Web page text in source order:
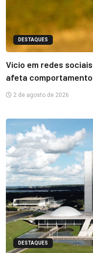
DESTAQUES
Vício em redes
afeta comportamento
2 de agosto de 2026
DESTAQUES